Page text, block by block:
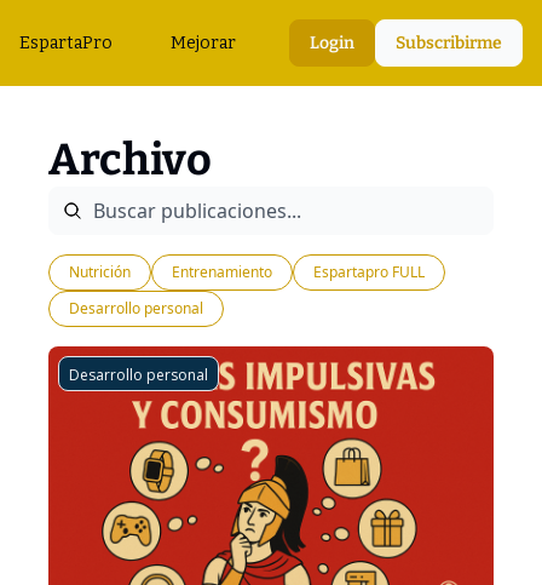
EspartaPro Mejorar Login Subscribirme
Archivo
Nutrición Entrenamiento
Espartapro FULL
Desarrollo personal
Desarrollo personal